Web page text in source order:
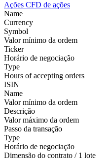
Ações CFD de ações
Name
Currency
Symbol
Valor mínimo da ordem
Ticker
Horário de negociação
Type
Hours of accepting orders
ISIN
Name
Valor mínimo da ordem
Descrição
Valor máximo da ordem
Passo da transação
Type
Horário de negociação
Dimensão do contrato / 1 lote